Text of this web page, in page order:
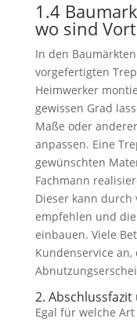
1.4
wo sind
In den
vorgefertigten
Heimwerker
gewissen Grad
Maße oder
anpassen. Eine
gewünschten
Fachmann
Dieser kann durch
empfehlen und
einbauen. Viele
Kundenservice
2.
Egal für welche